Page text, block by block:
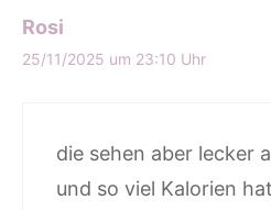
Rosi
25/11/2025 um 23:10 Uhr
die sehen aber lecker
und so viel Kalorien